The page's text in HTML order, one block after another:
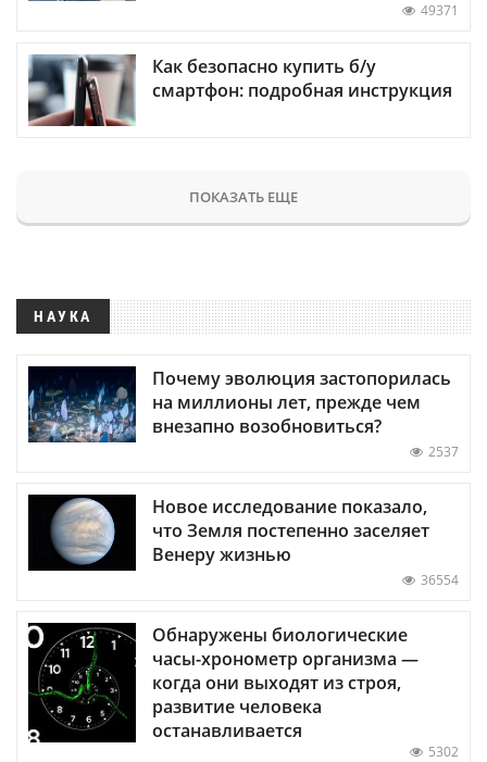
49371
Как безопасно купить б/у
смартфон: подробная инструкция
ПОКАЗАТЬ ЕЩЕ
НАУКА
Почему эволюция застопорилась
на миллионы лет, прежде чем
внезапно возобновиться?
2537
Новое исследование показало,
что Земля постепенно заселяет
Венеру жизнью
36554
Обнаружены биологические
часы-хронометр организма —
когда они выходят из строя,
развитие человека
останавливается
5302